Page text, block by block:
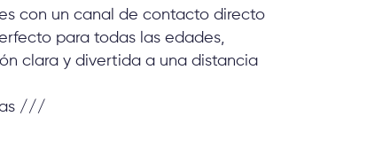
con un canal de contacto directo
para todas las edades,
clara y divertida a una distancia
///